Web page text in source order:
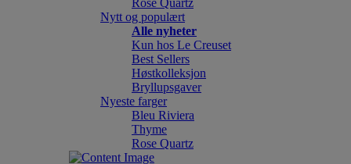
Rose Quartz
Nytt og populært
Alle nyheter
Kun hos Le Creuset
Best Sellers
Høstkolleksjon
Bryllupsgaver
Nyeste farger
Bleu Riviera
Thyme
Rose Quartz